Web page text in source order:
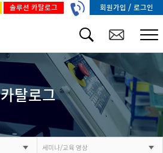
솔루션 카탈로그 회원가입 / 로그인
카탈로그
세미나/교육 영상